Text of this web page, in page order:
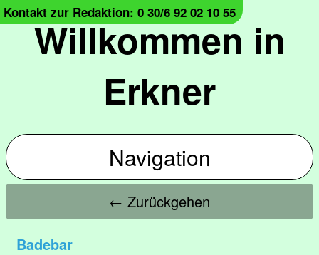
Willkommen in
Erkner
Kontakt zur Redaktion: 0 30/6 92 02 10 55
Navigation
← Zurückgehen
Badebar